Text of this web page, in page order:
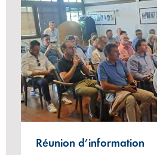
Réunion d’information